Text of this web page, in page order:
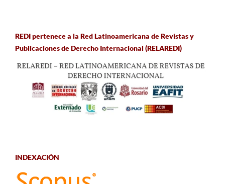
REDI pertenece a la Red Latinoamericana de Revistas y
Publicaciones de Derecho Internacional (RELAREDI)
INDEXACIÓN